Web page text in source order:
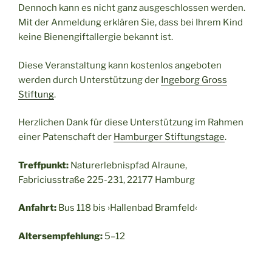
Dennoch kann es nicht ganz ausgeschlossen werden.
Mit der Anmeldung erklären Sie, dass bei Ihrem Kind
keine Bienengiftallergie bekannt ist.
Diese Veranstaltung kann kostenlos angeboten
werden durch Unterstützung der Ingeborg Gross
Stiftung.
Herzlichen Dank für diese Unterstützung im Rahmen
einer Patenschaft der Hamburger Stiftungstage.
Treffpunkt: Naturerlebnispfad Alraune,
Fabriciusstraße 225-231, 22177 Hamburg
Anfahrt: Bus 118 bis ›Hallenbad Bramfeld‹
Altersempfehlung: 5–12